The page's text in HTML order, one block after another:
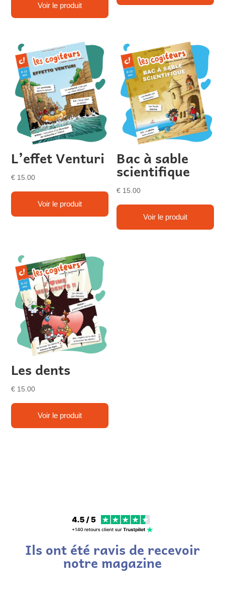
Voir le produit
L’effet Venturi
€ 15.00
Voir le produit
Bac à sable
scientifique
€ 15.00
Voir le produit
Les dents
€ 15.00
Voir le produit
Ils ont été ravis de recevoir
notre magazine